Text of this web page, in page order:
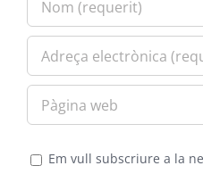
Em vull subscriure a la